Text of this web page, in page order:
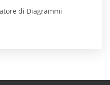
di Diagrammi